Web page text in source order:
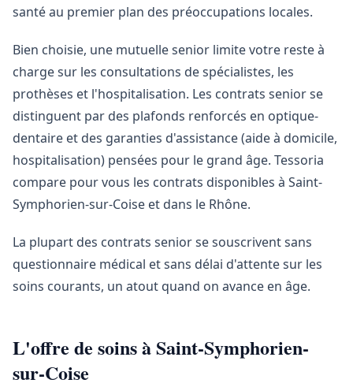
santé au premier plan des préoccupations locales.
Bien choisie, une mutuelle senior limite votre reste à
charge sur les consultations de spécialistes, les
prothèses et l'hospitalisation. Les contrats senior se
distinguent par des plafonds renforcés en optique-
dentaire et des garanties d'assistance (aide à domicile,
hospitalisation) pensées pour le grand âge. Tessoria
compare pour vous les contrats disponibles à Saint-
Symphorien-sur-Coise et dans le Rhône.
La plupart des contrats senior se souscrivent sans
questionnaire médical et sans délai d'attente sur les
soins courants, un atout quand on avance en âge.
L'offre de soins à Saint-Symphorien-
sur-Coise